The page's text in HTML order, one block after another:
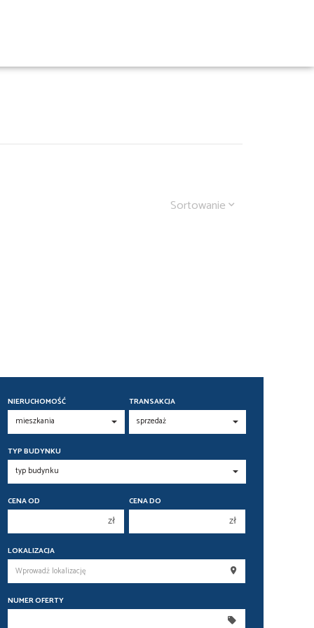
Sortowanie
NIERUCHOMOŚĆ TRANSAKCJA
TYP BUDYNKU
CENA OD
zł
250 000 zł
300 000 zł
CENA DO
zł
250 000 zł
300 000 zł
LOKALIZACJA
NUMER OFERTY